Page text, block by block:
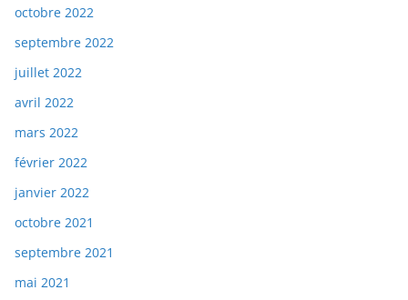
octobre 2022
septembre 2022
juillet 2022
avril 2022
mars 2022
février 2022
janvier 2022
octobre 2021
septembre 2021
mai 2021